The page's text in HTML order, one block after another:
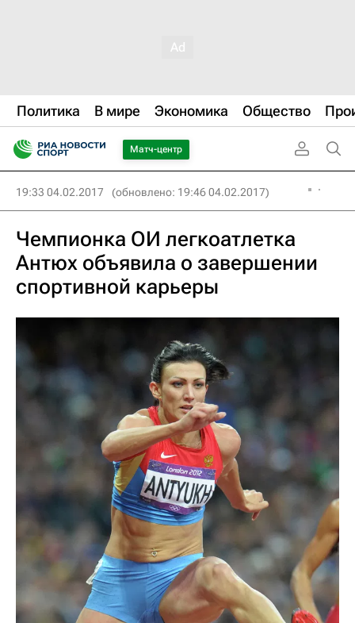
Политика В мире Экономика Общество
Матч-центр
19:33 04.02.2017 (обновлено: 19:46 04.02.2017)
Чемпионка ОИ легкоатлетка
Антюх объявила о завершении
спортивной карьеры